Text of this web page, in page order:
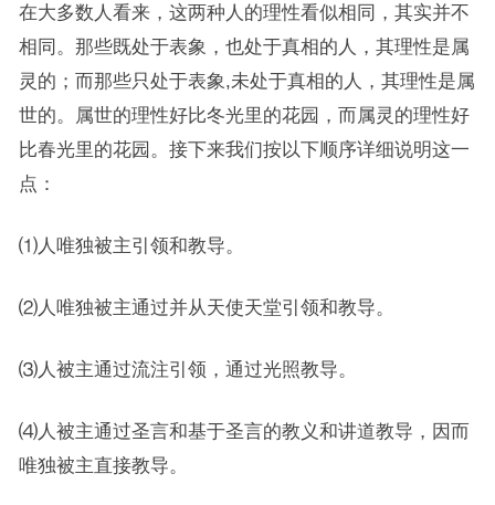
在大多数人看来，这两种人的理性看似相同，其实并不
相同。那些既处于表象，也处于真相的人，其理性是属
灵的；而那些只处于表象,未处于真相的人，其理性是属
世的。属世的理性好比冬光里的花园，而属灵的理性好
比春光里的花园。接下来我们按以下顺序详细说明这一
点：
⑴人唯独被主引领和教导。
⑵人唯独被主通过并从天使天堂引领和教导。
⑶人被主通过流注引领，通过光照教导。
⑷人被主通过圣言和基于圣言的教义和讲道教导，因而
唯独被主直接教导。